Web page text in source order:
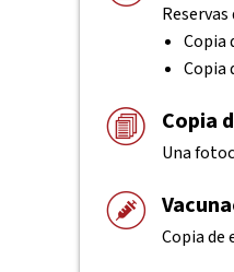
Copia
Copia
Copia
Una
Copia de